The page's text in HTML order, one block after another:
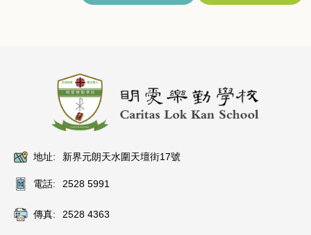
地址: 新界元朗天水圍天壇街17號
電話: 2528 5991
傳真: 2528 4363